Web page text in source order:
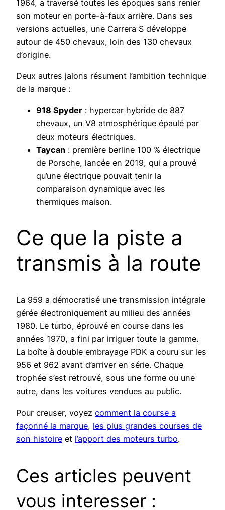
1964, a traversé toutes les époques sans renier
son moteur en porte-à-faux arrière. Dans ses
versions actuelles, une Carrera S développe
autour de 450 chevaux, loin des 130 chevaux
d’origine.
Deux autres jalons résument l’ambition technique
de la marque :
918 Spyder : hypercar hybride de 887
chevaux, un V8 atmosphérique épaulé par
deux moteurs électriques.
Taycan : première berline 100 % électrique
de Porsche, lancée en 2019, qui a prouvé
qu’une électrique pouvait tenir la
comparaison dynamique avec les
thermiques maison.
Ce que la piste a
transmis à la route
La 959 a démocratisé une transmission intégrale
gérée électroniquement au milieu des années
1980. Le turbo, éprouvé en course dans les
années 1970, a fini par irriguer toute la gamme.
La boîte à double embrayage PDK a couru sur les
956 et 962 avant d’arriver en série. Chaque
trophée s’est retrouvé, sous une forme ou une
autre, dans les voitures vendues au public.
Pour creuser, voyez comment la course a
façonné la marque, les plus grandes courses de
son histoire et l’apport des moteurs turbo.
Ces articles peuvent
vous interesser :